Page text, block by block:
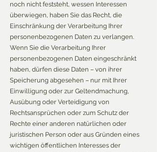
noch nicht feststeht, wessen Interessen
überwiegen, haben Sie das Recht, die
Einschränkung der Verarbeitung Ihrer
personenbezogenen Daten zu verlangen.
Wenn Sie die Verarbeitung Ihrer
personenbezogenen Daten eingeschränkt
haben, dürfen diese Daten – von ihrer
Speicherung abgesehen – nur mit Ihrer
Einwilligung oder zur Geltendmachung,
Ausübung oder Verteidigung von
Rechtsansprüchen oder zum Schutz der
Rechte einer anderen natürlichen oder
juristischen Person oder aus Gründen eines
wichtigen öffentlichen Interesses der